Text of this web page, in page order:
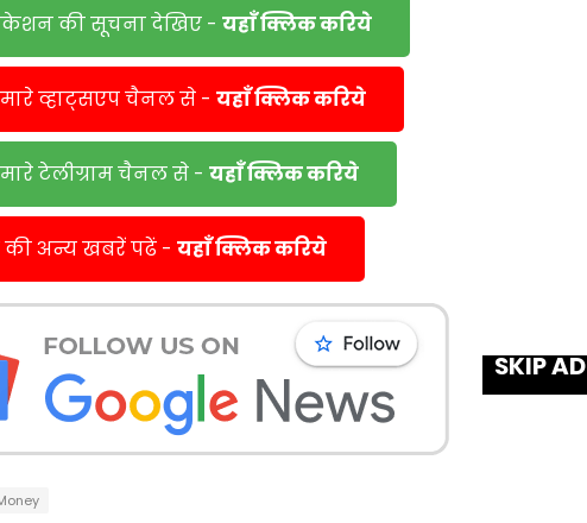
की सूचना देखिए - यहाँ क्लिक करिये
व्हाट्सएप चैनल से - यहाँ क्लिक करिये
टेलीग्राम चैनल से - यहाँ क्लिक करिये
की अन्य खबरें पढें - यहाँ क्लिक करिये
SKIP AD